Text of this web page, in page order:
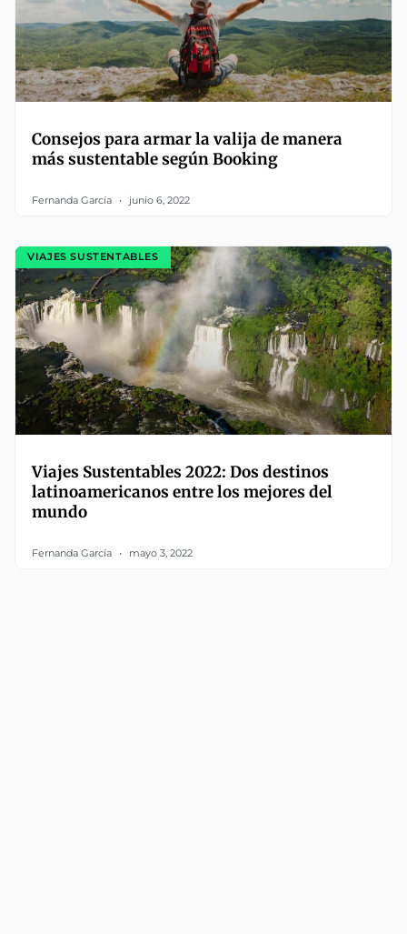
Consejos para armar la valija de manera
más sustentable según Booking
Fernanda García junio 6, 2022
VIAJES SUSTENTABLES
Viajes Sustentables 2022: Dos destinos
latinoamericanos entre los mejores del
mundo
Fernanda García mayo 3, 2022